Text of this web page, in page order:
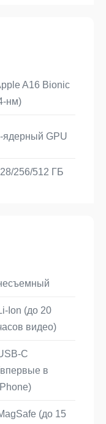
A16 Bionic
нм)
ядерный GPU
256/512 ГБ
Ion (до 20
видео)
C
в
(до 15